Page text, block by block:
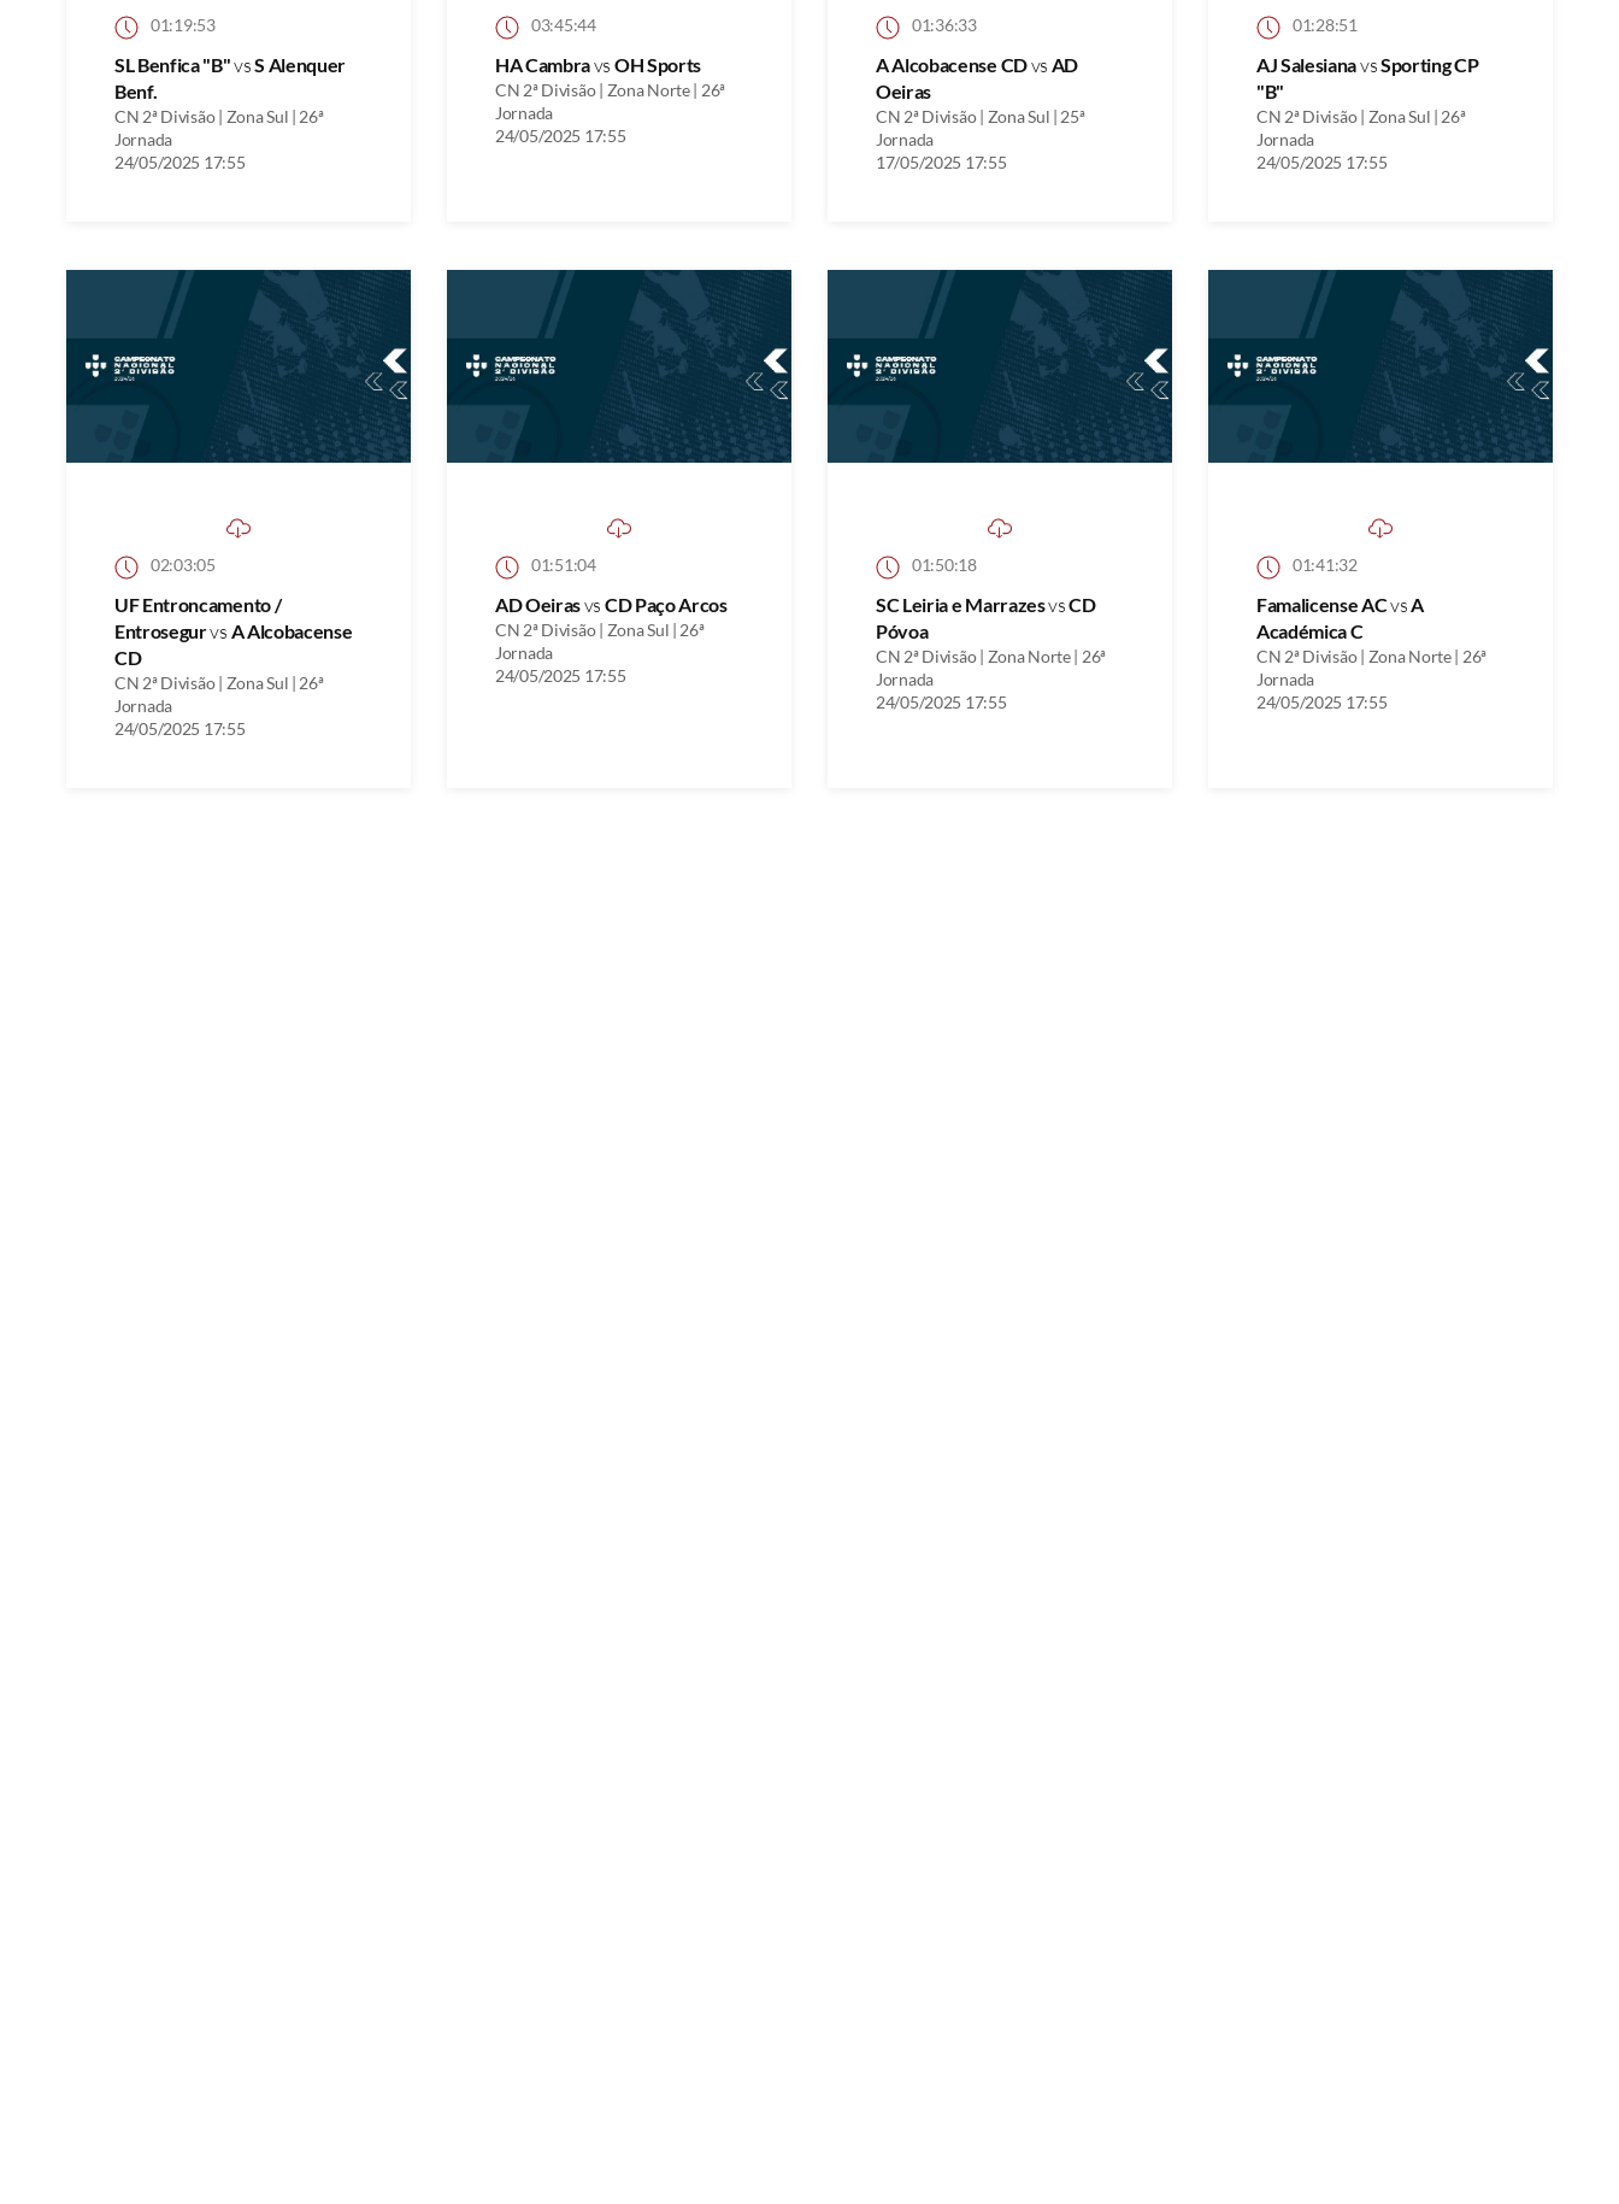
01:19:53
SL Benfica "B"vsS Alenquer
Benf.
CN 2ª Divisão | Zona Sul | 26ª
Jornada
24/05/2025 17:55
03:45:44
HA Cambravs OH Sports
CN 2ª Divisão | Zona Norte | 26ª
Jornada
24/05/2025 17:55
01:36:33
A Alcobacense CDvs AD
Oeiras
CN 2ª Divisão | Zona Sul | 25ª
Jornada
17/05/2025 17:55
01:28:51
AJ SalesianavsSporting CP
"B"
CN 2ª Divisão | Zona Sul | 26ª
Jornada
24/05/2025 17:55
02:03:05
UF Entroncamento /
Entrosegurvs A Alcobacense
CD
CN 2ª Divisão | Zona Sul | 26ª
Jornada
24/05/2025 17:55
01:51:04
AD Oeirasvs CD Paço Arcos
CN 2ª Divisão | Zona Sul | 26ª
Jornada
24/05/2025 17:55
01:50:18
SC Leiria e MarrazesvsCD
Póvoa
CN 2ª Divisão | Zona Norte | 26ª
Jornada
24/05/2025 17:55
01:41:32
Famalicense ACvsA
Académica C
CN 2ª Divisão | Zona Norte | 26ª
Jornada
24/05/2025 17:55